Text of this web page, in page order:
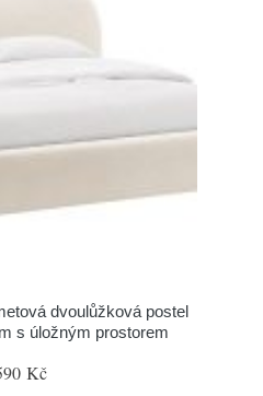
dvoulůžková postel
s úložným prostorem
Kč